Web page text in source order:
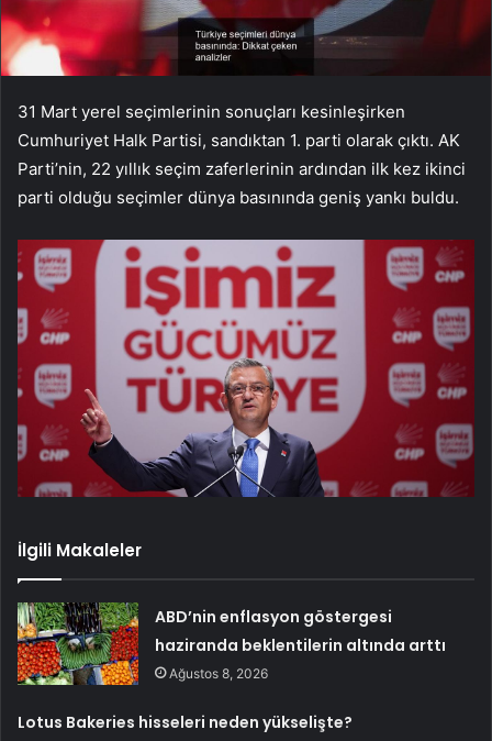
31 Mart yerel seçimlerinin sonuçları kesinleşirken
Cumhuriyet Halk Partisi, sandıktan 1. parti olarak çıktı. AK
Parti’nin, 22 yıllık seçim zaferlerinin ardından ilk kez ikinci
parti olduğu seçimler dünya basınında geniş yankı buldu.
İlgili Makaleler
ABD’nin enflasyon göstergesi
haziranda beklentilerin altında arttı
Ağustos 8, 2026
Lotus Bakeries hisseleri neden yükselişte?